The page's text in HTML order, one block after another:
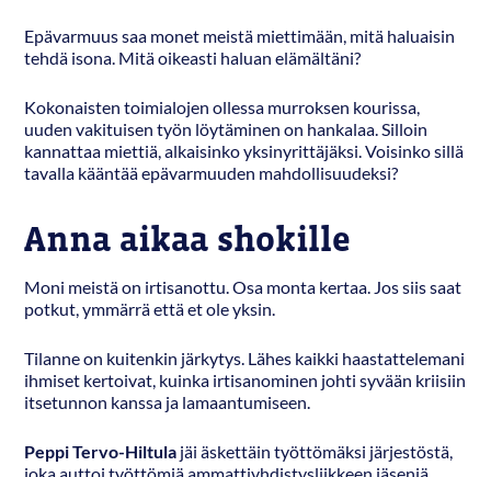
Epävarmuus saa monet meistä miettimään, mitä haluaisin
tehdä isona. Mitä oikeasti haluan elämältäni?
Kokonaisten toimialojen ollessa murroksen kourissa,
uuden vakituisen työn löytäminen on hankalaa. Silloin
kannattaa miettiä, alkaisinko yksinyrittäjäksi. Voisinko sillä
tavalla kääntää epävarmuuden mahdollisuudeksi?
Anna aikaa shokille
Moni meistä on irtisanottu. Osa monta kertaa. Jos siis saat
potkut, ymmärrä että et ole yksin.
Tilanne on kuitenkin järkytys. Lähes kaikki haastattelemani
ihmiset kertoivat, kuinka irtisanominen johti syvään kriisiin
itsetunnon kanssa ja lamaantumiseen.
Peppi Tervo-Hiltula jäi äskettäin työttömäksi järjestöstä,